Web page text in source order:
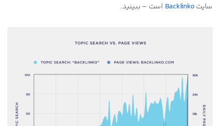
سایتBacklinko است – ببینید.